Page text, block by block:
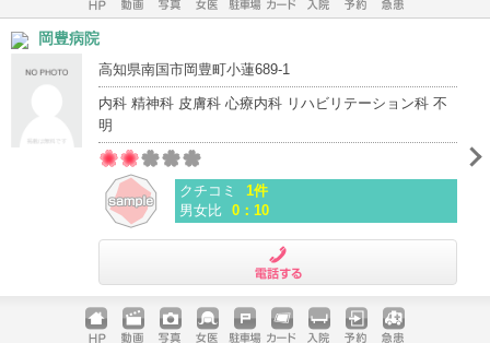
ホームペ
ージ
動画 写真 女医 駐車場
クレジッ
入院 予約 急患
岡豊病院
高知県南国市岡豊町小蓮689-1
内科 精神科 皮膚科 心療内科 リハビリテーション科 不
明
クチコミ
1件
男女比 0：10